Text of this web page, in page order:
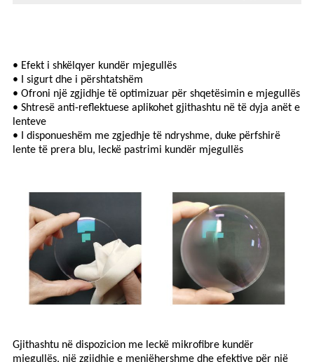
• Efekt i shkëlqyer kundër mjegullës
• I sigurt dhe i përshtatshëm
• Ofroni një zgjidhje të optimizuar për shqetësimin e mjegullës
• Shtresë anti-reflektuese aplikohet gjithashtu në të dyja anët e
lenteve
• I disponueshëm me zgjedhje të ndryshme, duke përfshirë
lente të prera blu, leckë pastrimi kundër mjegullës
Gjithashtu në dispozicion me leckë mikrofibre kundër
mjegullës, një zgjidhje e menjëhershme dhe efektive për një